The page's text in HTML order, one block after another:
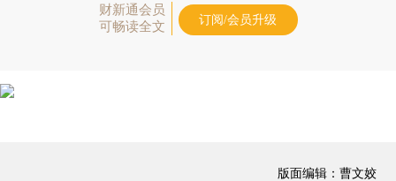
财新通会员
可畅读全文
订阅/会员升级
版面编辑：曹文姣